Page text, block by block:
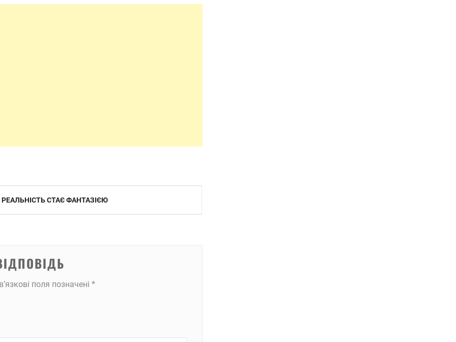
РЕАЛЬНІСТЬ СТАЄ ФАНТАЗІЄЮ
поля позначені *